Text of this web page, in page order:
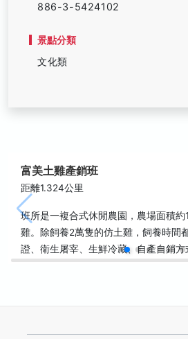
886-3-5424102
景點分類
文化類
富美土雞產銷班
距離1.324公里
班所是一複合式休閒農園，農場面積
雞。除飼養2萬隻的仿土雞，飼養時間
證、衛生屠宰、生鮮冷藏、自產自銷